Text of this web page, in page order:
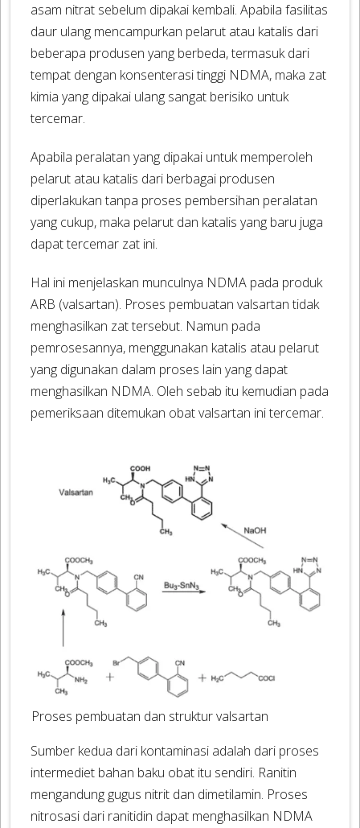
asam nitrat sebelum dipakai kembali. Apabila fasilitas
daur ulang mencampurkan pelarut atau katalis dari
beberapa produsen yang berbeda, termasuk dari
tempat dengan konsenterasi tinggi NDMA, maka zat
kimia yang dipakai ulang sangat berisiko untuk
tercemar.
Apabila peralatan yang dipakai untuk memperoleh
pelarut atau katalis dari berbagai produsen
diperlakukan tanpa proses pembersihan peralatan
yang cukup, maka pelarut dan katalis yang baru juga
dapat tercemar zat ini.
Hal ini menjelaskan munculnya NDMA pada produk
ARB (valsartan). Proses pembuatan valsartan tidak
menghasilkan zat tersebut. Namun pada
pemrosesannya, menggunakan katalis atau pelarut
yang digunakan dalam proses lain yang dapat
menghasilkan NDMA. Oleh sebab itu kemudian pada
pemeriksaan ditemukan obat valsartan ini tercemar.
Proses pembuatan dan struktur valsartan
Sumber kedua dari kontaminasi adalah dari proses
intermediet bahan baku obat itu sendiri. Ranitin
mengandung gugus nitrit dan dimetilamin. Proses
nitrosasi dari ranitidin dapat menghasilkan NDMA